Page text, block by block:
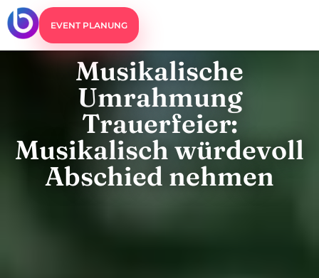
EVENT PLANUNG
Musikalische
Umrahmung
Trauerfeier:
Musikalisch würdevoll
Abschied nehmen